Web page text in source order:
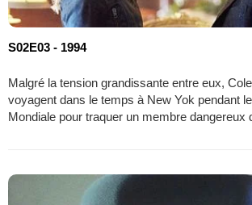
S02E03 - 1994
Malgré la tension grandissante entre eux,
voyagent dans le temps à New Yok pendant
Mondiale pour traquer un membre dangereux